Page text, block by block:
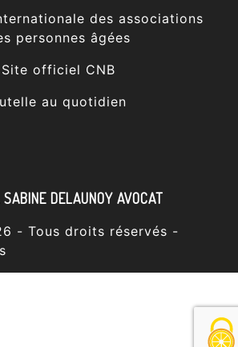
des associations
personnes âgées
Site officiel CNB
au quotidien
DELAUNOY AVOCAT
- Tous droits réservés -